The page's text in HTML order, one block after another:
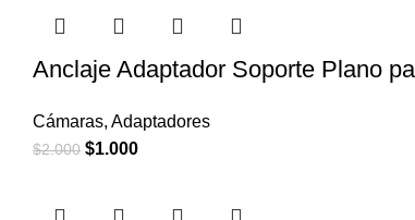
Anclaje Adaptador Soporte Plano
Cámaras, Adaptadores
$2.000 El
$1.000El